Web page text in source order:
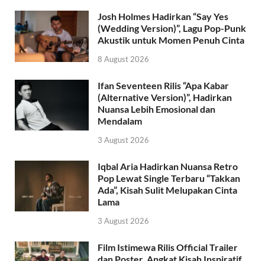
Josh Holmes Hadirkan “Say Yes
(Wedding Version)”, Lagu Pop-Punk
Akustik untuk Momen Penuh Cinta
8 August 2026
Ifan Seventeen Rilis “Apa Kabar
(Alternative Version)”, Hadirkan
Nuansa Lebih Emosional dan
Mendalam
3 August 2026
Iqbal Aria Hadirkan Nuansa Retro
Pop Lewat Single Terbaru “Takkan
Ada”, Kisah Sulit Melupakan Cinta
Lama
3 August 2026
Film Istimewa Rilis Official Trailer